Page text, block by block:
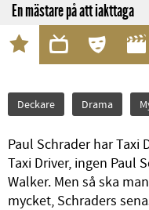
En mästare på att iakttaga
Deckare Drama
Paul Schrader har Taxi
Taxi Driver, ingen Paul
Walker. Men så ska
mycket, Schraders